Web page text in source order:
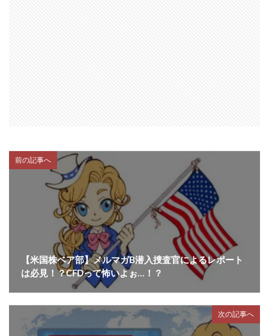
前の記事へ
【米国株ベア部】メルマガB潜入捜査官によるレポート
は必見！？CFDって怖いよぉ…！？
次の記事へ